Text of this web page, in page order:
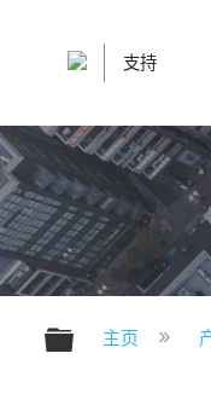
支持
扩展/隐
主页